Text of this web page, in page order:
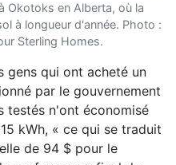
Okotoks en Alberta, où la
à longueur d'année. Photo :
Sterling Homes.
gens qui ont acheté un
par le gouvernement
testés n'ont économisé
kWh, « ce qui se traduit
de 94 $ pour le